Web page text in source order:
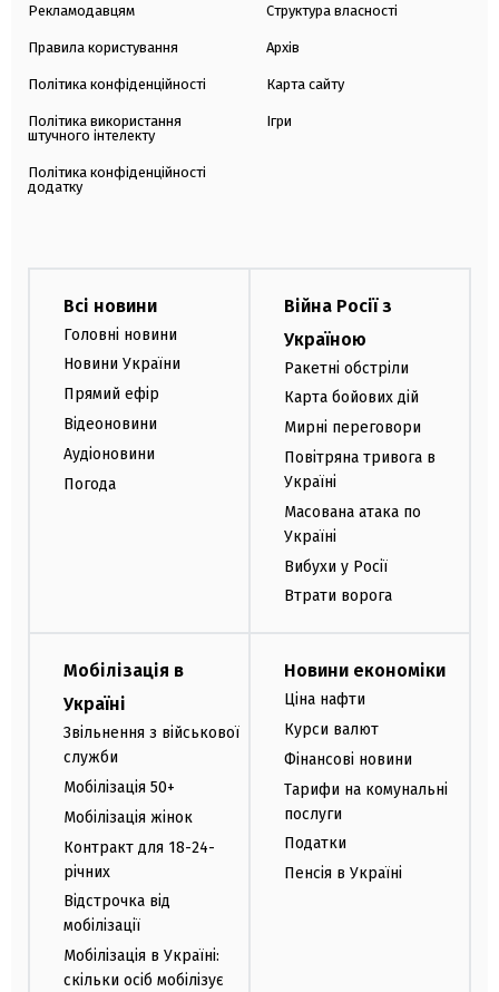
Рекламодавцям
Правила користування
Політика конфіденційності
Політика використання
штучного інтелекту
Політика конфіденційності
додатку
Структура власності
Архів
Карта сайту
Ігри
Всі новини
Головні новини
Новини України
Прямий ефір
Відеоновини
Аудіоновини
Погода
Війна Росії з
Україною
Ракетні обстріли
Карта бойових дій
Мирні переговори
Повітряна тривога в
Україні
Масована атака по
Україні
Вибухи у Росії
Втрати ворога
Мобілізація в
Україні
Звільнення з військової
служби
Мобілізація 50+
Мобілізація жінок
Контракт для 18-24-
річних
Відстрочка від
мобілізації
Мобілізація в Україні:
скільки осіб мобілізує
Новини економіки
Ціна нафти
Курси валют
Фінансові новини
Тарифи на комунальні
послуги
Податки
Пенсія в Україні